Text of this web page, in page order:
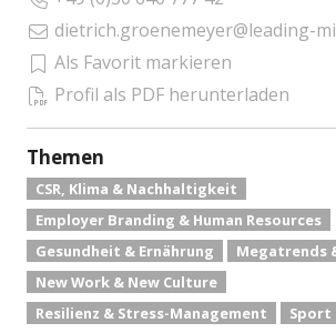
dietrich.groenemeyer@leading-
Als Favorit markieren
Profil als PDF herunterladen
Themen
CSR, Klima & Nachhaltigkeit
Employer Branding & Human Resources
Gesundheit & Ernährung
Megatrends
New Work & New Culture
Resilienz & Stress-Management
Sport